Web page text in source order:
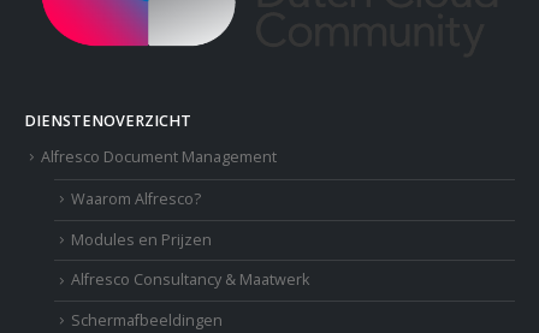
DIENSTENOVERZICHT
Alfresco Document Management
Waarom Alfresco?
Modules en Prijzen
Alfresco Consultancy & Maatwerk
Schermafbeeldingen